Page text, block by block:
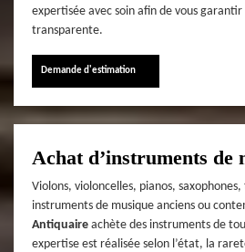
expertisée avec soin afin de vous
transparente.
Demande d'estimation
Achat d’instruments de
Violons, violoncelles, pianos,
instruments de musique anciens ou
Antiquaire achète des instruments de
expertise est réalisée selon l’état, la